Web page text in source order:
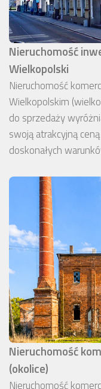
Nieruchomość
Wielkopolski
Nieruchomość
Wielkopolskim
do sprzedaży
swoją atrakcyjną
doskonałych
Nieruchomość
(okolice)
Nieruchomość